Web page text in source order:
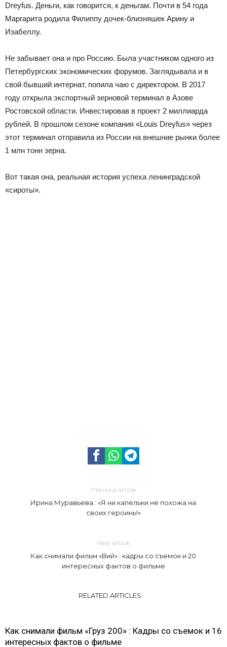
Dreyfus. Деньги, как говорится, к деньгам. Почти в 54 года
Маргарита родила Филиппу дочек-близняшек Арину и
Изабеллу.
Не забывает она и про Россию. Была участником одного из
Петербургских экономических форумов. Заглядывала и в
свой бывший интернат, попила чаю с директором. В 2017
году открыла экспортный зерновой терминал в Азове
Ростовской области. Инвестировав в проект 2 миллиарда
рублей. В прошлом сезоне компания «Louis Dreyfus» через
этот терминал отправила из России на внешние рынки более
1 млн тонн зерна.
Вот такая она, реальная история успеха ленинградской
«сироты».
Previous article
Ирина Муравьева : «Я ни капельки не похожа на
своих героинь!»
Next article
Как снимали фильм «Вий» : кадры со съемок и 20
интересных фактов о фильме
RELATED ARTICLES
Как снимали фильм «Груз 200» : Кадры со съемок и 16
интересных фактов о фильме